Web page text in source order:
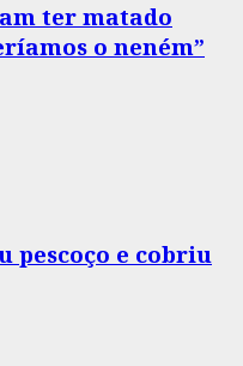
ter matado
o neném”
pescoço e cobriu